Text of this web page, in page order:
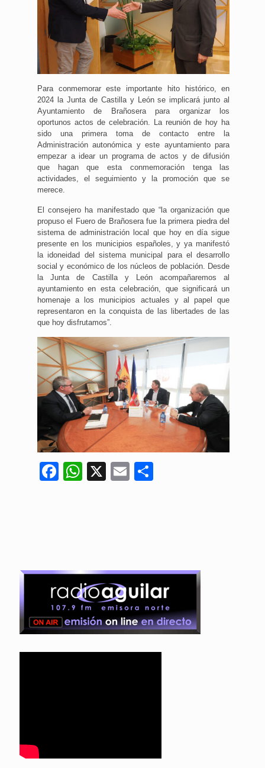
Para conmemorar este importante hito histórico, en
2024 la Junta de Castilla y León se implicará junto al
Ayuntamiento de Brañosera para organizar los
oportunos actos de celebración. La reunión de hoy ha
sido una primera toma de contacto entre la
Administración autonómica y este ayuntamiento para
empezar a idear un programa de actos y de difusión
que hagan que esta conmemoración tenga las
actividades, el seguimiento y la promoción que se
merece.
El consejero ha manifestado que “la organización que
propuso el Fuero de Brañosera fue la primera piedra del
sistema de administración local que hoy en día sigue
presente en los municipios españoles, y ya manifestó
la idoneidad del sistema municipal para el desarrollo
social y económico de los núcleos de población. Desde
la Junta de Castilla y León acompañaremos al
ayuntamiento en esta celebración, que significará un
homenaje a los municipios actuales y al papel que
representaron en la conquista de las libertades de las
que hoy disfrutamos”.
Facebook
WhatsApp
X Email